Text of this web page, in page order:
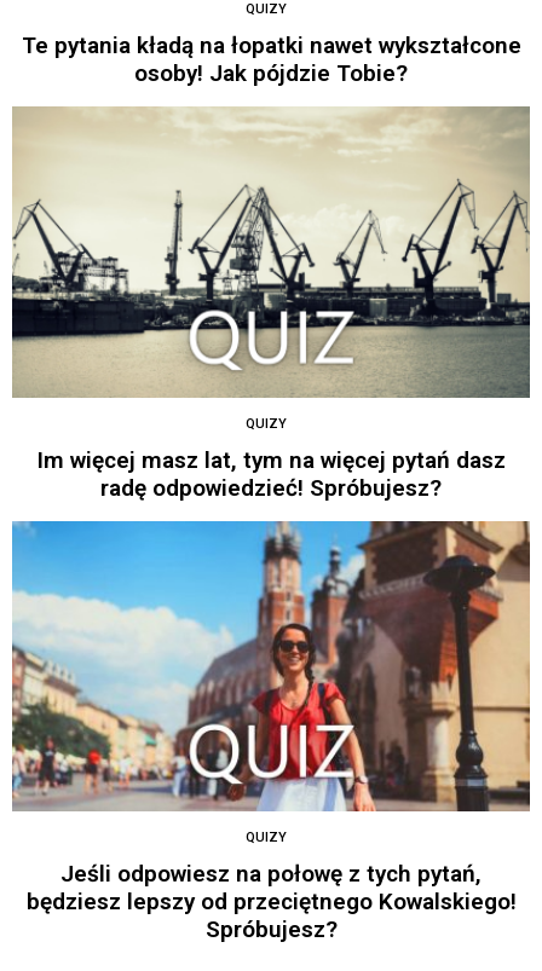
QUIZY
Te pytania kładą na łopatki nawet wykształcone
osoby! Jak pójdzie Tobie?
QUIZY
Im więcej masz lat, tym na więcej pytań dasz
radę odpowiedzieć! Spróbujesz?
QUIZY
Jeśli odpowiesz na połowę z tych pytań,
będziesz lepszy od przeciętnego Kowalskiego!
Spróbujesz?